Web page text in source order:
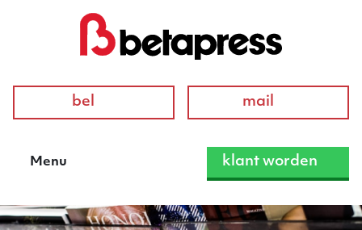
bel mail
Menu klant worden